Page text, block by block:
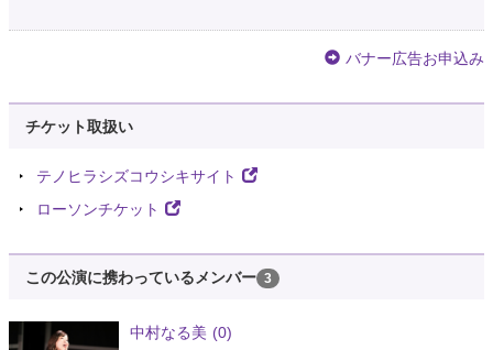
バナー広告お申込み
チケット取扱い
テノヒラシズコウシキサイト
ローソンチケット
この公演に携わっているメンバー 3
中村なる美 (0)